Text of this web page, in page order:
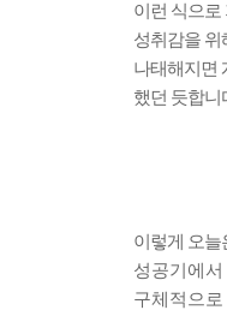
이런 식으
성취감을 위
나태해지면
했던 듯합니
이렇게 오
성공기에
구체적으